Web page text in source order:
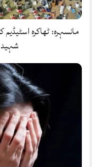
مانسہرہ: ٹھاکرہ